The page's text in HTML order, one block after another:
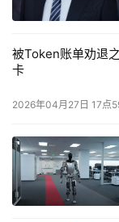
被Token账单劝退
卡
2026年04月27日 17点